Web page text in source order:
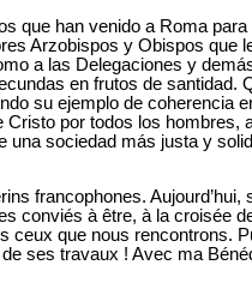
que han venido a Roma
Arzobispos y Obispos que
a las Delegaciones y
en frutos de
su ejemplo de coherencia
por todos los
una sociedad más justa y
francophones. Aujourd’hui,
conviés à être, à la croisée
ceux que nous rencontrons.
ses travaux ! Avec ma